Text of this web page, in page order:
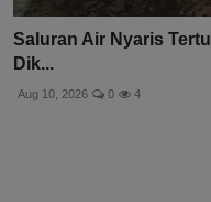
Saluran Air Nyaris
Dik...
Aug 10, 2026 0 4